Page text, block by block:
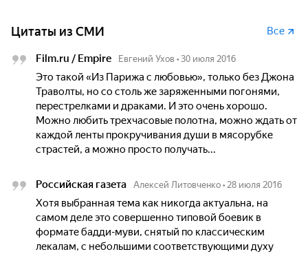
Цитаты из СМИ Все
Film.ru / Empire Евгений Ухов • 30 июля 2016
Это такой «Из Парижа с любовью», только без Джона
Траволты, но со столь же заряженными погонями,
перестрелками и драками. И это очень хорошо.
Можно любить трехчасовые полотна, можно ждать от
каждой ленты прокручивания души в мясорубке
страстей, а можно просто получать...
Российская газета Алексей Литовченко • 28 июля 2016
Хотя выбранная тема как никогда актуальна, на
самом деле это совершенно типовой боевик в
формате бадди-муви, снятый по классическим
лекалам, с небольшими соответствующими духу